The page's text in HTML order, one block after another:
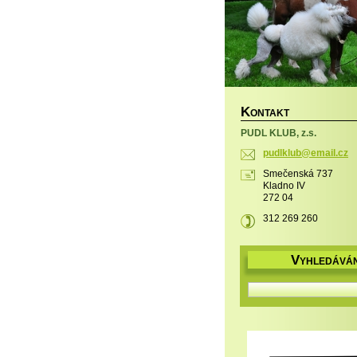
KONTAKT
PUDL KLUB, z.s.
pudlklub@email.cz
Smečenská 737
Kladno IV
272 04
312 269 260
V